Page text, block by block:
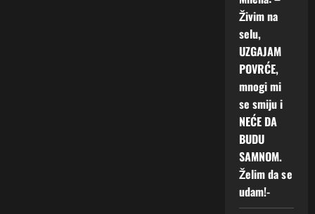
Živim na
selu,
UZGAJAM
POVRĆE,
mnogi mi
se smiju i
NEĆE DA
BUDU
SAMNOM.
Želim da se
udam!-